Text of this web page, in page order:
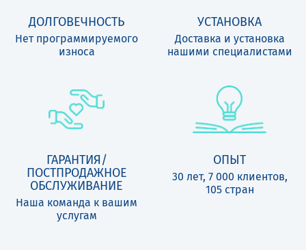
ДОЛГОВЕЧНОСТЬ
Нет программируемого
износа
УСТАНОВКА
Доставка и установка
нашими специалистами
ГАРАНТИЯ/
ПОСТПРОДАЖНОЕ
ОБСЛУЖИВАНИЕ
Наша команда к вашим
услугам
ОПЫТ
30 лет, 7 000 клиентов,
105 стран